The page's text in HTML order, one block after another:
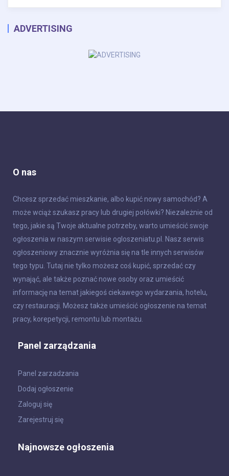
ADVERTISING
O nas
Chcesz sprzedać mieszkanie, albo kupić nowy samochód? A
może wciąż szukasz pracy lub drugiej połówki? Niezależnie od
tego, jakie są Twoje aktualne potrzeby, warto umieścić swoje
ogłoszenia w naszym serwisie ogloszeniatu.pl. Nasz serwis
ogłoszeniowy znacznie wyróżnia się na tle innych serwisów
tego typu. Tutaj nie tylko możesz coś kupić, sprzedać czy
wynająć, ale także poznać nowe osoby oraz umieścić
informację na temat jakiegoś ciekawego wydarzania, hotelu,
czy restauracji. Możesz także umieścić ogłoszenie na temat
pracy, korepetycji, remontu lub montażu.
Panel zarządzania
Panel zarzadzania
Dodaj ogłoszenie
Zaloguj się
Zarejestruj się
Najnowsze ogłoszenia